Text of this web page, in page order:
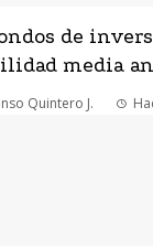
de
media
Quintero J.